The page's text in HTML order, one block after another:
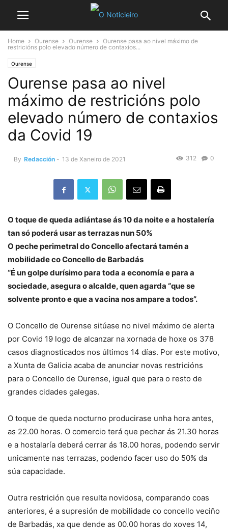
Home Ourense Ourense
Ourense pasa ao nivel máximo de
restricións polo elevado número de contaxios...
Ourense
Ourense pasa ao nivel
máximo de restricións polo
elevado número de contaxios
da Covid 19
By Redacción - 13 de Xaneiro de 2021 0
312
O toque de queda adiántase ás 10 da noite e a hostalería
tan só poderá usar as terrazas nun 50%
O peche perimetral do Concello afectará tamén a
mobilidade co Concello de Barbadás
“É un golpe durísimo para toda a economía e para a
sociedade, asegura o alcalde, quen agarda “que se
solvente pronto e que a vacina nos ampare a todos”.
O Concello de Ourense sitúase no nivel máximo de alerta
por Covid 19 logo de alcanzar na xornada de hoxe os 378
casos diagnosticados nos últimos 14 días. Por este motivo,
a Xunta de Galicia acaba de anunciar novas restricións
para o Concello de Ourense, igual que para o resto de
grandes cidades galegas.
O toque de queda nocturno producirase unha hora antes,
as 22.00 horas. O comercio terá que pechar ás 21.30 horas
e a hostalaría deberá cerrar ás 18.00 horas, podendo servir
unicamente nas terrazas, podendo facer uso do 50% da
súa capacidade.
Outra restrición que resulta novidosa, comparando coas
anteriores, é a supresión de mobilidade co concello veciño
de Barbadás, xa que dende as 00.00 horas do xoves 14,